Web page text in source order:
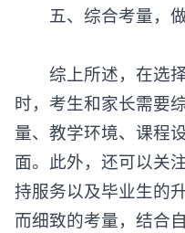
五、综合考量，做
综上所述，在选
时，考生和家长需要
量、教学环境、课程
面。此外，还可以关
持服务以及毕业生的